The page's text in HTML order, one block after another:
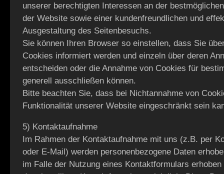
unserer berechtigten Interessen an der
der Website sowie einer kundenfreundlichen und
Ausgestaltung des Seitenbesuchs.
Sie können Ihren Browser so einstellen, dass Sie
Cookies informiert werden und einzeln über deren
entscheiden oder die Annahme von Cookies für
generell ausschließen können.
Bitte beachten Sie, dass bei Nichtannahme von
Funktionalität unserer Website eingeschränkt sein
5) Kontaktaufnahme
Im Rahmen der Kontaktaufnahme mit uns (z.B. per
oder E-Mail) werden personenbezogene Daten
im Falle der Nutzung eines Kontaktformulars